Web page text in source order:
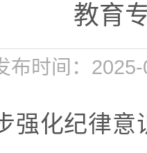
教育
布时间：
强化纪律意